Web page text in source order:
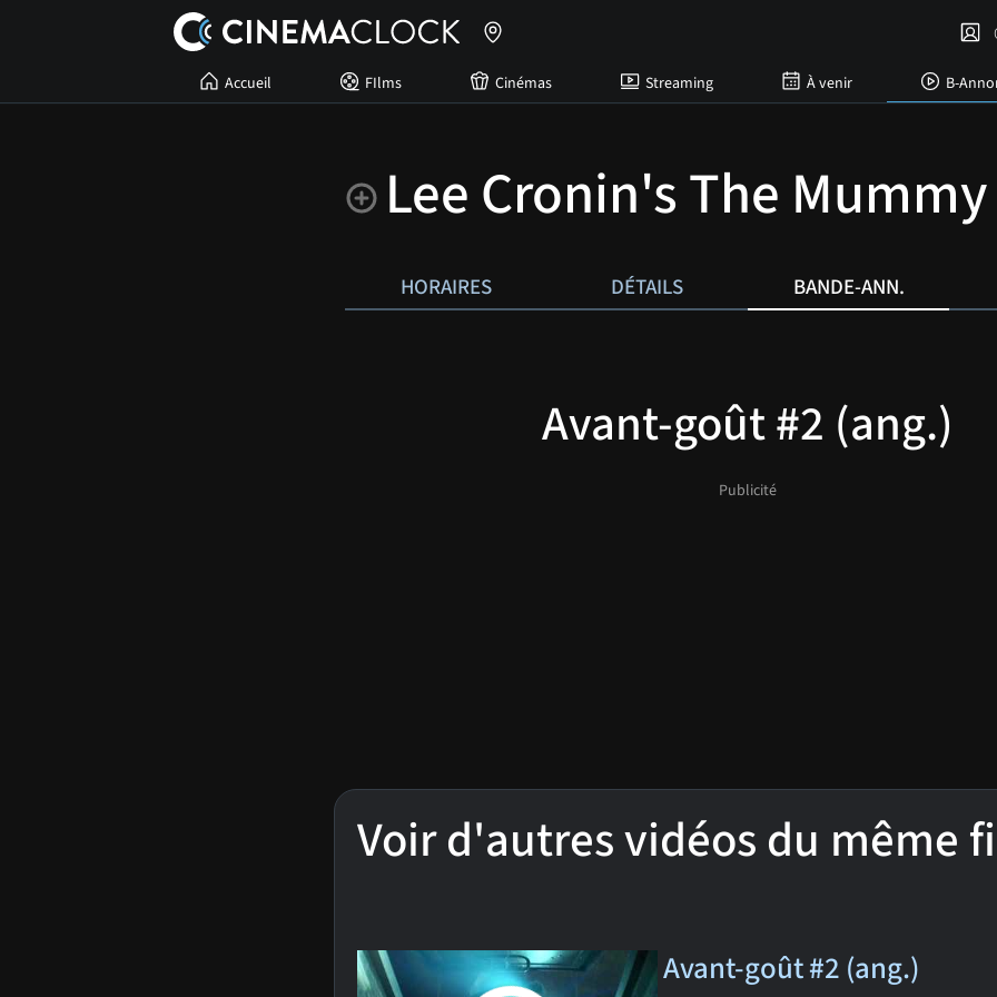
Accueil FIlms Cinémas Streaming À venir B-
Lee Cronin's The Mummy
HORAIRES DÉTAILS BANDE-ANN.
Avant-goût #2 (ang.)
Voir d'autres vidéos du même
Avant-goût #2 (ang.)